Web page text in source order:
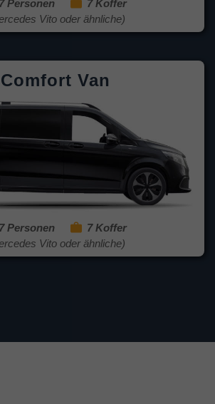
7 Personen
7 Koffer
Vito oder ähnliche)
Comfort Van
7 Personen
7 Koffer
Vito oder ähnliche)